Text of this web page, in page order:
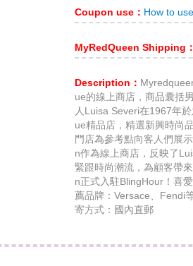
Coupon use： How to
MyRedQueen Shipping
Description：
ue的線上商店，商品囊括
人Luisa Severi在1967年
ue精品店，精選新興時尚
門店為參考點向客人們展
n作為線上商店，反映了
緊跟時尚潮流，為顧客帶
n正式入駐BlingHour！喜
薦品牌：Versace、Fendi
寄方式：國內直郵